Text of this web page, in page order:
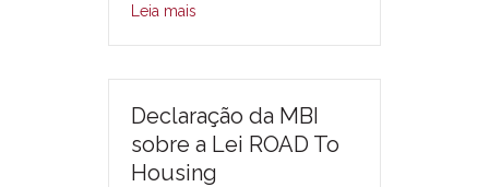
Leia mais
Declaração da MBI
sobre a Lei ROAD To
Housing